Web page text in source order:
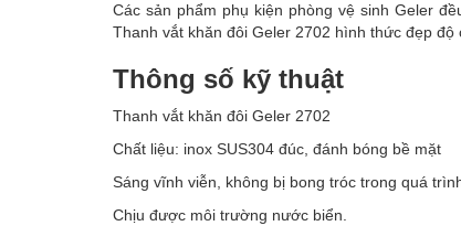
Các sản phẩm phụ kiện phòng vệ sinh Geler
Thanh vắt khăn đôi Geler 2702 hình thức đẹp
Thông số kỹ thuật
Thanh vắt khăn đôi Geler 2702
Chất liệu: inox SUS304 đúc, đánh bóng bề mặt
Sáng vĩnh viễn, không bị bong tróc trong quá
Chịu được môi trường nước biển.